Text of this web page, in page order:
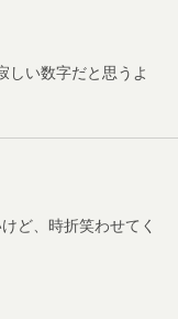
しい数字だと思うよ
ど、時折笑わせてく